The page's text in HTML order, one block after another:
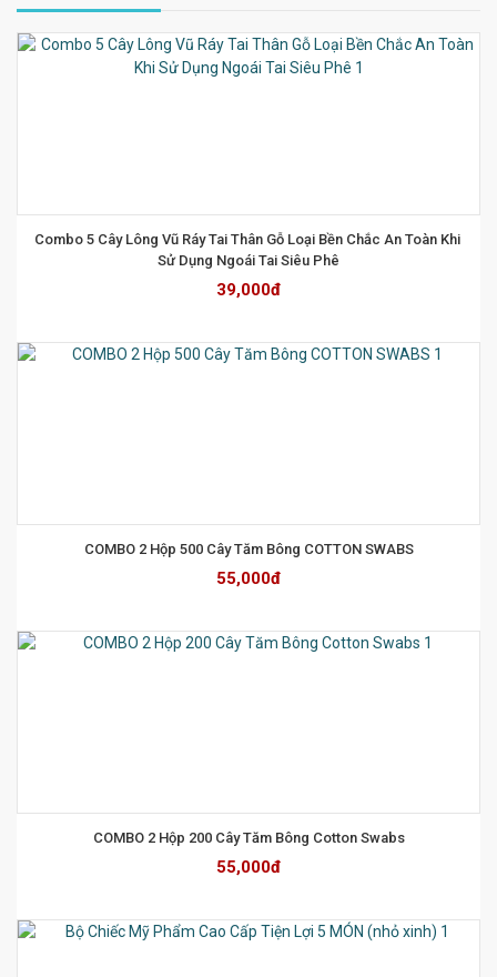
Combo 5 Cây Lông Vũ Ráy Tai Thân Gỗ Loại Bền Chắc An Toàn Khi
Sử Dụng Ngoái Tai Siêu Phê
39,000đ
COMBO 2 Hộp 500 Cây Tăm Bông COTTON SWABS
55,000đ
COMBO 2 Hộp 200 Cây Tăm Bông Cotton Swabs
55,000đ